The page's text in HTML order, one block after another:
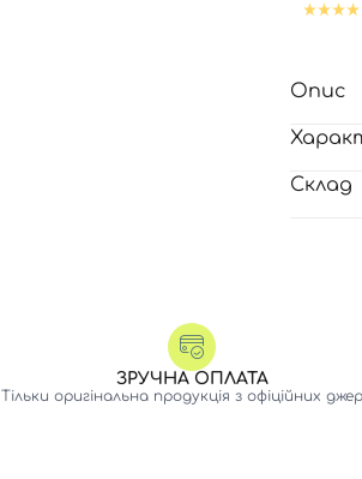
Опис
Склад
ЗРУЧНА ОПЛАТА
Тільки оригінальна продукція з офіційних